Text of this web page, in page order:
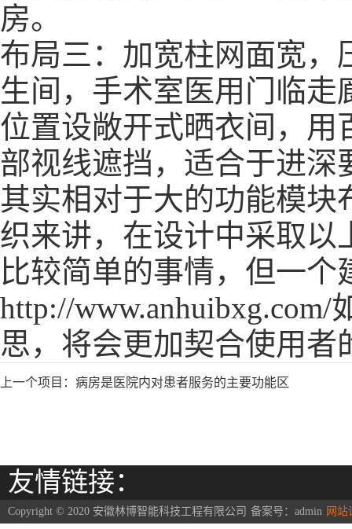
房。
布局三：加宽柱网面宽，
生间， 手术室医用门 临走
位置设敞开式晒衣间，用
部视线遮挡，适合于进深
其实相对于大的功能模块
织来讲，在设计中采取以
比较简单的事情，但一
http://www.anhuibxg.com/
思，将会更加契合使用
上一个项目： 病房是医院内对患者服务的主要功能区
友情链接：
Copyright © 2020 安徽林博智能科技工程有限公司 备案号： admin 网站